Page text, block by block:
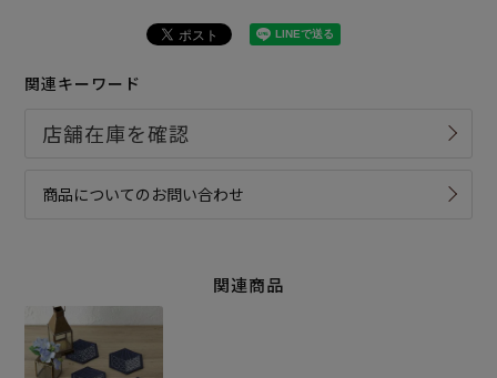
関連キーワード
商品についてのお問い合わせ
関連商品